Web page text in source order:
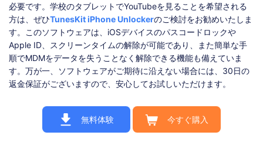
必要です。学校のタブレットでYouTubeを見ることを希望される
方は、ぜひTunesKit iPhone Unlockerのご検討をお勧めいたしま
す。このソフトウェアは、iOSデバイスのパスコードロックや
Apple ID、スクリーンタイムの解除が可能であり、また簡単な手
順でMDMをデータを失うことなく解除できる機能も備えていま
す。万が一、ソフトウェアがご期待に沿えない場合には、30日の
返金保証がございますので、安心してお試しいただけます。
無料体験 今すぐ購入